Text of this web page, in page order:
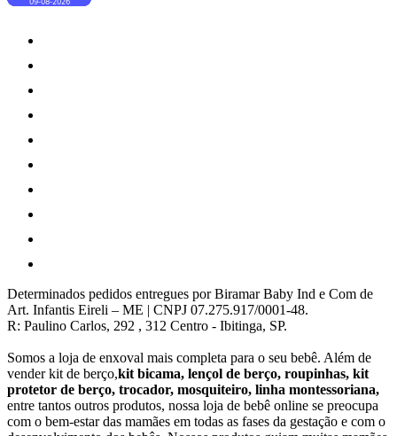
Determinados pedidos entregues por Biramar Baby Ind e Com de
Art. Infantis Eireli – ME | CNPJ 07.275.917/0001-48.
R: Paulino Carlos, 292 , 312 Centro - Ibitinga, SP.
Somos a loja de enxoval mais completa para o seu bebê. Além de
vender kit de berço,kit bicama, lençol de berço, roupinhas, kit
protetor de berço, trocador, mosquiteiro, linha montessoriana,
entre tantos outros produtos, nossa loja de bebê online se preocupa
com o bem-estar das mamães em todas as fases da gestação e com o